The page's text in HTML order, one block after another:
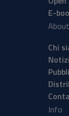
E-
About
Chi
Info